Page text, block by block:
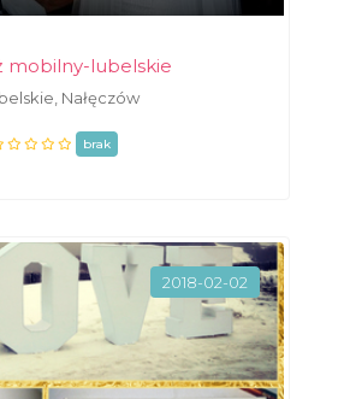
mobilny-lubelskie
Nałęczów
brak
2018-02-02